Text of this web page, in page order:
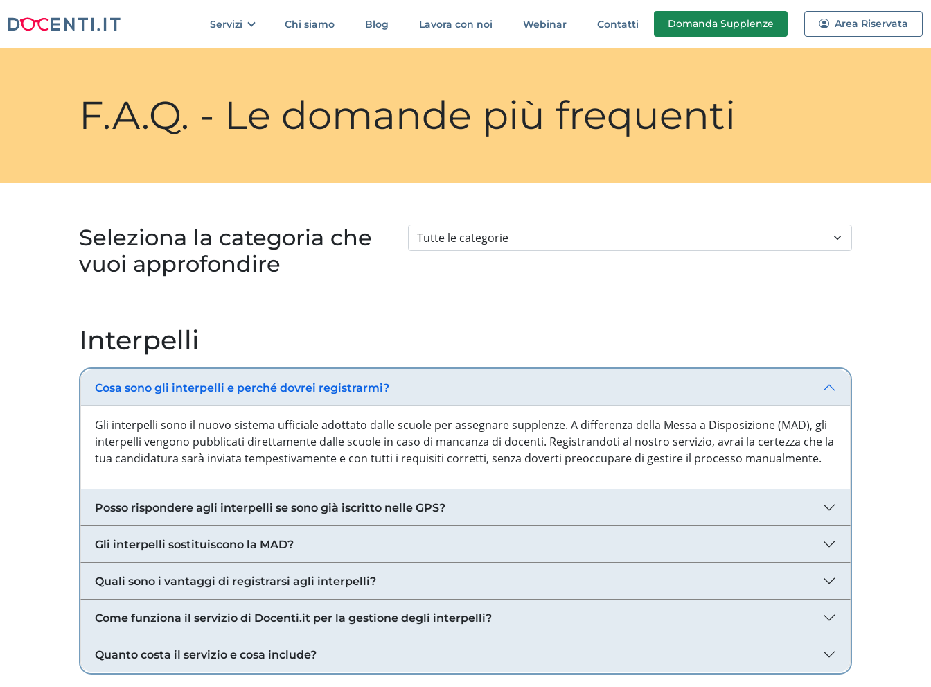
Servizi Chi siamo Blog Lavora con noi Webinar Contatti Domanda Supplenze Area Riservata
F.A.Q. - Le domande più frequenti
Seleziona la categoria che
vuoi approfondire
Interpelli
Cosa sono gli interpelli e perché dovrei registrarmi?
Gli interpelli sono il nuovo sistema ufficiale adottato dalle scuole per assegnare supplenze. A differenza della Messa a Disposizione (MAD), gli
interpelli vengono pubblicati direttamente dalle scuole in caso di mancanza di docenti. Registrandoti al nostro servizio, avrai la certezza che la
tua candidatura sarà inviata tempestivamente e con tutti i requisiti corretti, senza doverti preoccupare di gestire il processo manualmente.
Posso rispondere agli interpelli se sono già iscritto nelle GPS?
Gli interpelli sostituiscono la MAD?
Quali sono i vantaggi di registrarsi agli interpelli?
Come funziona il servizio di Docenti.it per la gestione degli interpelli?
Quanto costa il servizio e cosa include?